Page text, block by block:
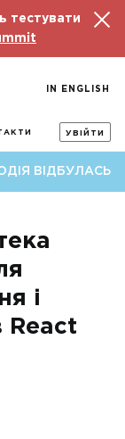
тестувати
УВІЙТИ
IN ENGLISH
ВІДБУЛАСЬ
і
React